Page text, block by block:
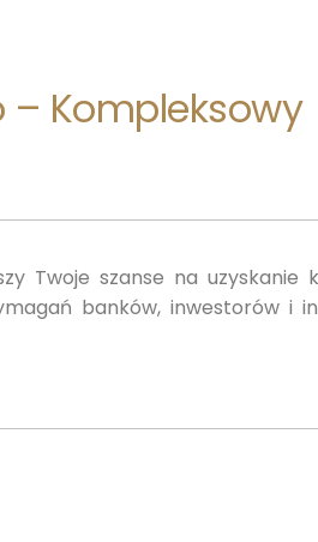
Kompleksowy
Twoje szanse na uzyskanie
banków, inwestorów i